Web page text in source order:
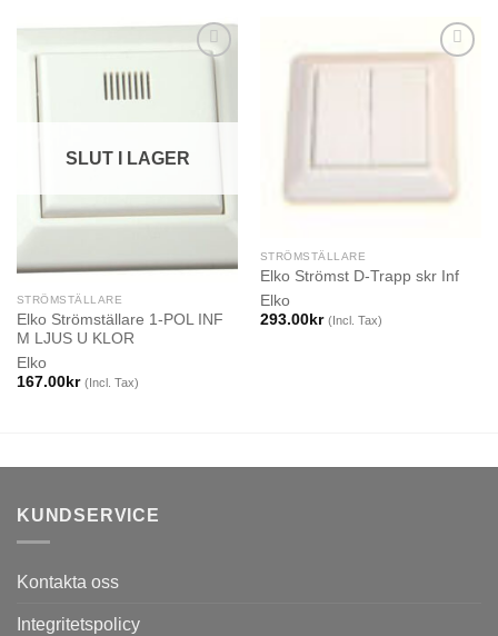
SLUT I LAGER
STRÖMSTÄLLARE
Elko Strömställare 1-POL INF
M LJUS U KLOR
Elko
167.00kr (Incl. Tax)
STRÖMSTÄLLARE
Elko Strömst D-Trapp skr Inf
Elko
293.00kr (Incl. Tax)
KUNDSERVICE
Kontakta oss
Integritetspolicy